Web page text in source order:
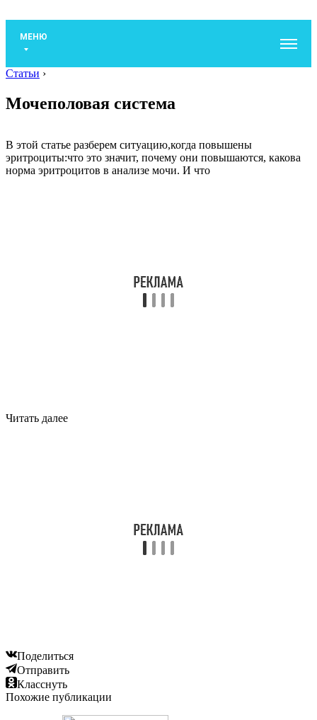
МЕНЮ
Статьи ›
Мочеполовая система
В этой статье разберем ситуацию,когда повышены
эритроциты:что это значит, почему они повышаются, какова
норма эритроцитов в анализе мочи. И что
Читать далее
Поделиться
Отправить
Класснуть
Похожие публикации